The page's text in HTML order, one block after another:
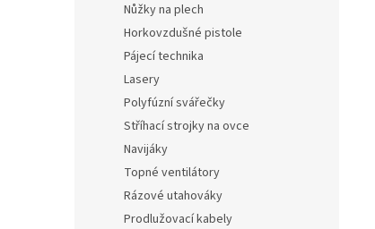
Nůžky na plech
Horkovzdušné pistole
Pájecí technika
Lasery
Polyfúzní svářečky
Stříhací strojky na ovce
Navijáky
Topné ventilátory
Rázové utahováky
Prodlužovací kabely